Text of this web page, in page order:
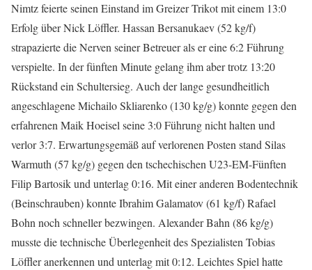
Nimtz feierte seinen Einstand im Greizer Trikot mit einem 13:0
Erfolg über Nick Löffler. Hassan Bersanukaev (52 kg/f)
strapazierte die Nerven seiner Betreuer als er eine 6:2 Führung
verspielte. In der fünften Minute gelang ihm aber trotz 13:20
Rückstand ein Schultersieg. Auch der lange gesundheitlich
angeschlagene Michailo Skliarenko (130 kg/g) konnte gegen den
erfahrenen Maik Hoeisel seine 3:0 Führung nicht halten und
verlor 3:7. Erwartungsgemäß auf verlorenen Posten stand Silas
Warmuth (57 kg/g) gegen den tschechischen U23-EM-Fünften
Filip Bartosik und unterlag 0:16. Mit einer anderen Bodentechnik
(Beinschrauben) konnte Ibrahim Galamatov (61 kg/f) Rafael
Bohn noch schneller bezwingen. Alexander Bahn (86 kg/g)
musste die technische Überlegenheit des Spezialisten Tobias
Löffler anerkennen und unterlag mit 0:12. Leichtes Spiel hatte